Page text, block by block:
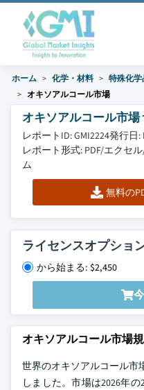
ホーム 化学・材料 特殊化学
オキソアルコール市場
オキソアルコール市場
レポートID: GMI2224発行日:
レポート形式: PDF/エクセ
ム
無料の
ライセンスオプショ
から始まる: $2,450
オキソアルコール市場
世界のオキソアルコール市
しました。市場は2026年